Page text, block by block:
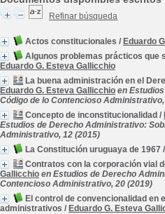
Refinar búsqueda
Actos constitucionales / Eduardo
Algunos problemas prácticos que
Eduardo G. Esteva Gallicchio
La buena administración en el
Eduardo G. Esteva Gallicchio en
Código de lo Contencioso Administrativo,
Concepto de inconstitucionalidad /
Estudios de Derecho Administrativo:
Administrativo, 12 (2015)
La Constitución uruguaya de 1967 /
Contratos con la corporación vial
Gallicchio en Estudios de Derecho
Contencioso Administrativo, 20 (2019)
El control de convencionalidad en
administrativos / Eduardo G. Esteva